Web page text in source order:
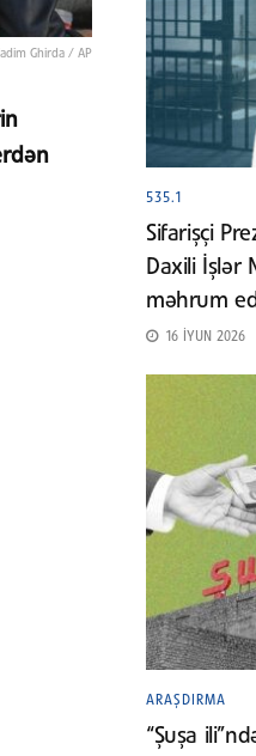
Ghirda / AP
535.1
Sifarişçi
Daxili İşlər
məhrum
16 İYUN 2026
ARAŞDIRMA
“Şuşa